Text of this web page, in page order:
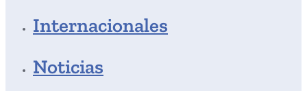
Internacionales
Noticias